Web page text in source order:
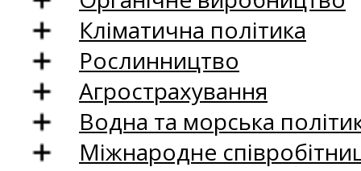
Кліматична політика
Рослинництво
Агрострахування
Водна та морська
Міжнародне